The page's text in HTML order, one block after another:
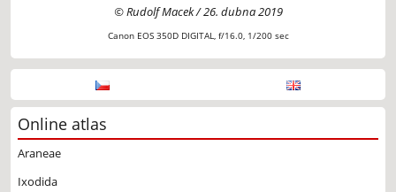
© Rudolf Macek / 26. dubna 2019
Canon EOS 350D DIGITAL, f/16.0, 1/200 sec
Online atlas
Araneae
Ixodida